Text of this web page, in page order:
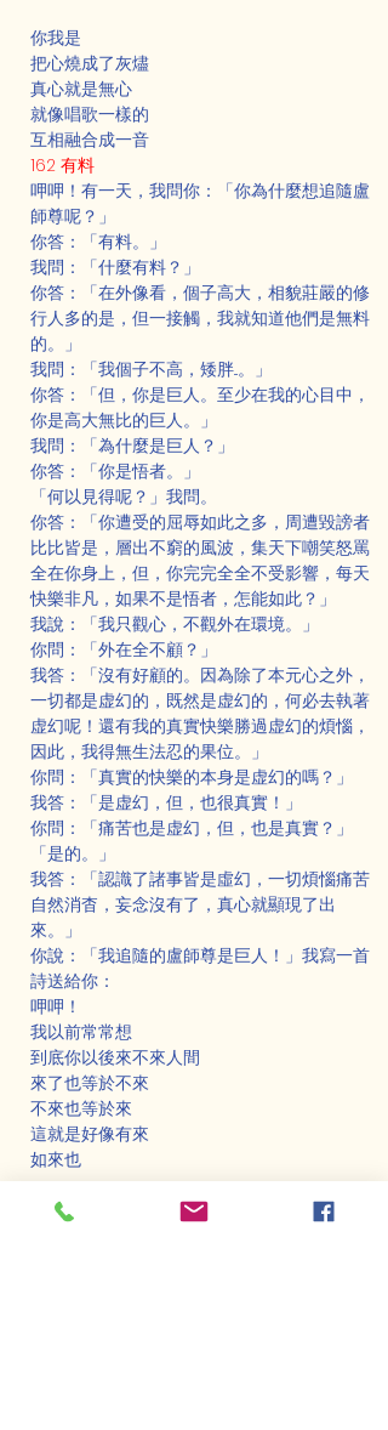
你我是
把心燒成了灰燼
真心就是無心
就像唱歌一樣的
互相融合成一音
162 有料
呷呷！有一天，我問你：「你為什麼想追隨盧
師尊呢？」
你答：「有料。」
我問：「什麼有料？」
你答：「在外像看，個子高大，相貌莊嚴的修
行人多的是，但一接觸，我就知道他們是無料
的。」
我問：「我個子不高，矮胖...。」
你答：「但，你是巨人。至少在我的心目中，
你是高大無比的巨人。」
我問：「為什麼是巨人？」
你答：「你是悟者。」
「何以見得呢？」我問。
你答：「你遭受的屈辱如此之多，周遭毀謗者
比比皆是，層出不窮的風波，集天下嘲笑怒罵
全在你身上，但，你完完全全不受影響，每天
快樂非凡，如果不是悟者，怎能如此？」
我說：「我只觀心，不觀外在環境。」
你問：「外在全不顧？」
我答：「沒有好顧的。因為除了本元心之外，
一切都是虚幻的，既然是虚幻的，何必去執著
虚幻呢！還有我的真實快樂勝過虚幻的煩惱，
因此，我得無生法忍的果位。」
你問：「真實的快樂的本身是虚幻的嗎？」
我答：「是虚幻，但，也很真實！」
你問：「痛苦也是虚幻，但，也是真實？」
「是的。」
我答：「認識了諸事皆是虛幻，一切煩惱痛苦
自然消杳，妄念沒有了，真心就顯現了出
來。」
你說：「我追隨的盧師尊是巨人！」我寫一首
詩送給你：
呷呷！
我以前常常想
到底你以後來不來人間
來了也等於不來
不來也等於來
這就是好像有來
如來也
呷呷！